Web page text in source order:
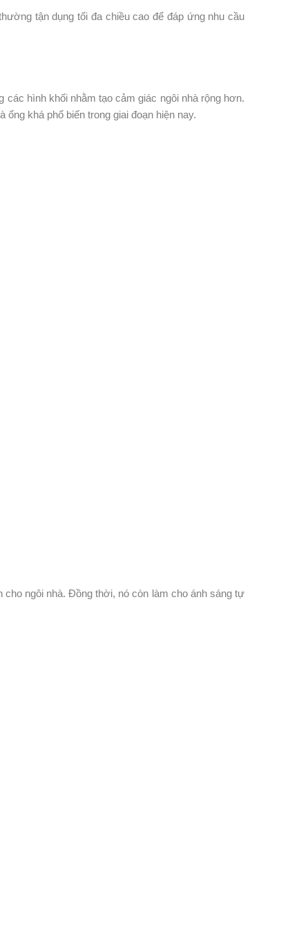
tận dụng tối đa chiều cao để đáp ứng nhu cầu
hình khối nhằm tạo cảm giác ngôi nhà rộng hơn.
ống khá phổ biến trong giai đoạn hiện nay.
ngôi nhà. Đồng thời, nó còn làm cho ánh sáng tự